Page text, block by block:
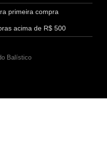
primeira compra
acima de R$ 500
Balístico